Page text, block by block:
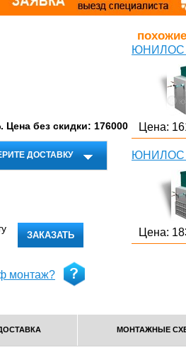
ЮНИЛОС
Цена:
ЮНИЛОС
Цена:
Цена без скидки: 176000
ДОСТАВКУ
ЗАКАЗАТЬ
монтаж?
МОНТАЖНЫЕ